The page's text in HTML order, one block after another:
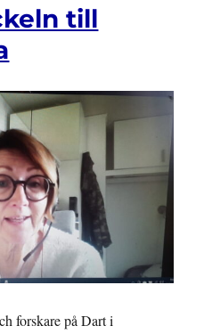
till
forskare på Dart i